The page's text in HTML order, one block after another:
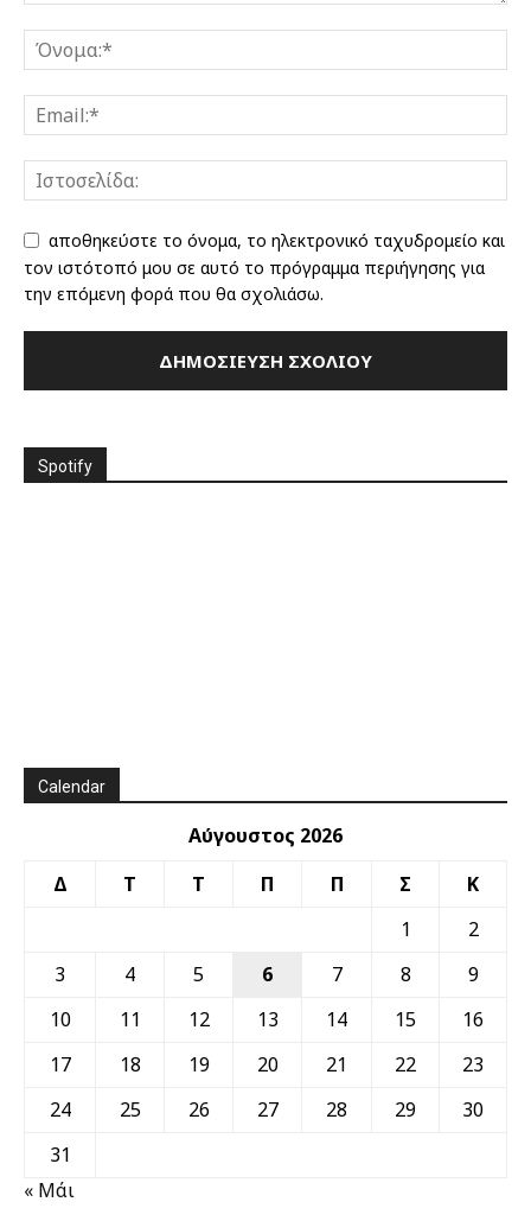
αποθηκεύστε το όνομα, το ηλεκτρονικό ταχυδρομείο και
τον ιστότοπό μου σε αυτό το πρόγραμμα περιήγησης για
την επόμενη φορά που θα σχολιάσω.
Spotify
Calendar
Αύγουστος 2026
Δ
Τ Τ Π Π Σ
Κ
1
2
3
4 5 6 7 8
9
10
11 12 13 14 15
16
17
18 19 20 21 22
23
24
25 26 27 28 29
30
31
« Μάι